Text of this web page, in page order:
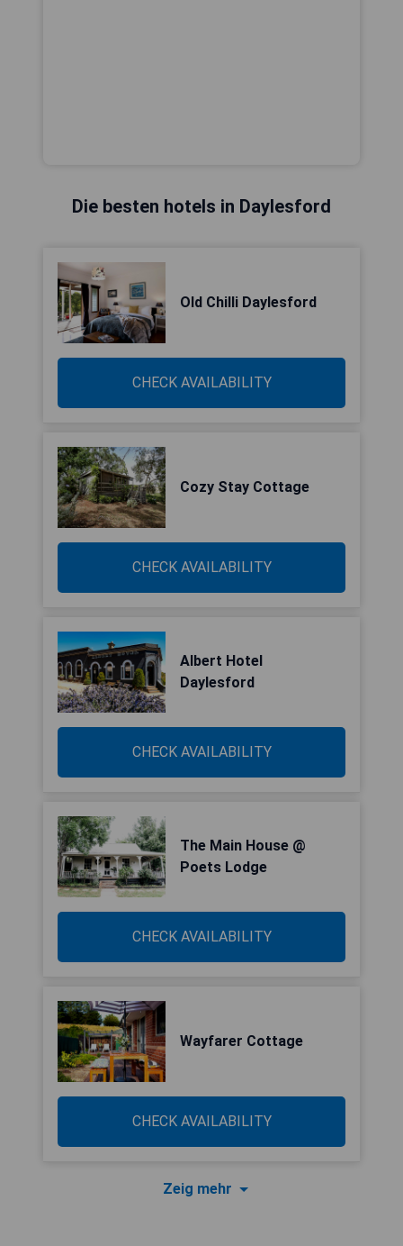
Die besten hotels in Daylesford
Old Chilli Daylesford
CHECK AVAILABILITY
Cozy Stay Cottage
CHECK AVAILABILITY
Albert Hotel
Daylesford
CHECK AVAILABILITY
The Main House @
Poets Lodge
CHECK AVAILABILITY
Wayfarer Cottage
CHECK AVAILABILITY
Zeig mehr